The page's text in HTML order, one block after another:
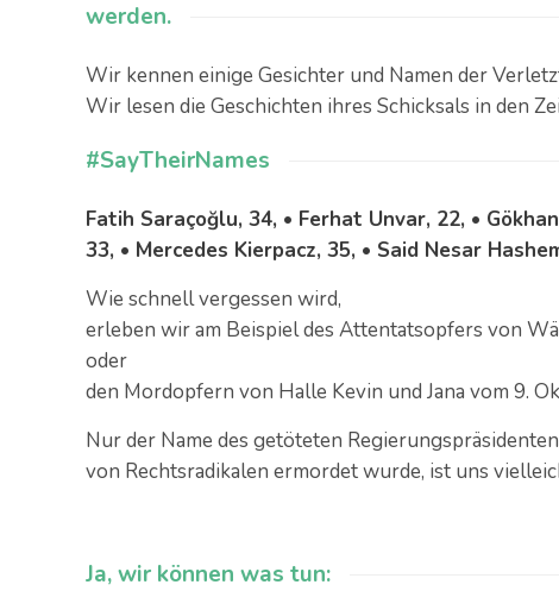
werden.
Wir kennen einige Gesichter und Namen der
Wir lesen die Geschichten ihres Schicksals in den
#SayTheirNames
Fatih Saraçoğlu, 34, • Ferhat Unvar, 22, •
33, • Mercedes Kierpacz, 35, • Said Nesar
Wie schnell vergessen wird,
erleben wir am Beispiel des Attentatsopfers von
oder
den Mordopfern von Halle Kevin und Jana vom 9.
Nur der Name des getöteten
von Rechtsradikalen ermordet wurde, ist uns
Ja, wir können was tun: